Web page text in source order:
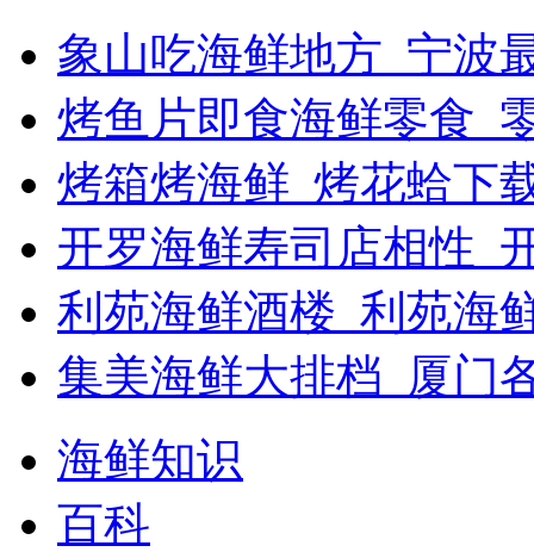
象山吃海鲜地方_宁波
烤鱼片即食海鲜零食_
烤箱烤海鲜_烤花蛤下
开罗海鲜寿司店相性_
利苑海鲜酒楼_利苑海
集美海鲜大排档_厦门
海鲜知识
百科